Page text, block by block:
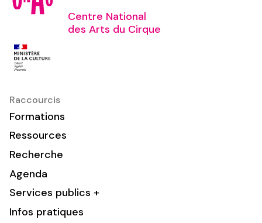
Centre National
des Arts du Cirque
Raccourcis
Formations
Ressources
Recherche
Agenda
Services publics +
Infos pratiques